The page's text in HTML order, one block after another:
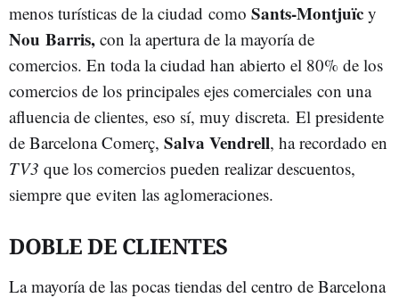
menos turísticas de la ciudad como Sants-Montjuïc y
Nou Barris, con la apertura de la mayoría de
comercios. En toda la ciudad han abierto el 80% de los
comercios de los principales ejes comerciales con una
afluencia de clientes, eso sí, muy discreta. El presidente
de Barcelona Comerç, Salva Vendrell, ha recordado en
TV3 que los comercios pueden realizar descuentos,
siempre que eviten las aglomeraciones.
DOBLE DE CLIENTES
La mayoría de las pocas tiendas del centro de Barcelona